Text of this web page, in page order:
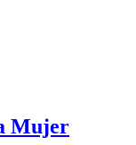
Mujer